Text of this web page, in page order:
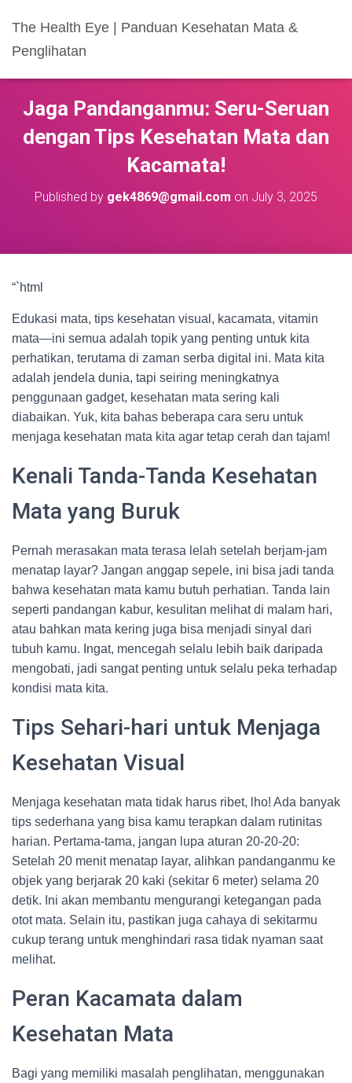
The Health Eye | Panduan Kesehatan Mata &
Penglihatan
Jaga Pandanganmu: Seru-Seruan
dengan Tips Kesehatan Mata dan
Kacamata!
Published by gek4869@gmail.com on July 3, 2025
“`html
Edukasi mata, tips kesehatan visual, kacamata, vitamin
mata—ini semua adalah topik yang penting untuk kita
perhatikan, terutama di zaman serba digital ini. Mata kita
adalah jendela dunia, tapi seiring meningkatnya
penggunaan gadget, kesehatan mata sering kali
diabaikan. Yuk, kita bahas beberapa cara seru untuk
menjaga kesehatan mata kita agar tetap cerah dan tajam!
Kenali Tanda-Tanda Kesehatan
Mata yang Buruk
Pernah merasakan mata terasa lelah setelah berjam-jam
menatap layar? Jangan anggap sepele, ini bisa jadi tanda
bahwa kesehatan mata kamu butuh perhatian. Tanda lain
seperti pandangan kabur, kesulitan melihat di malam hari,
atau bahkan mata kering juga bisa menjadi sinyal dari
tubuh kamu. Ingat, mencegah selalu lebih baik daripada
mengobati, jadi sangat penting untuk selalu peka terhadap
kondisi mata kita.
Tips Sehari-hari untuk Menjaga
Kesehatan Visual
Menjaga kesehatan mata tidak harus ribet, lho! Ada banyak
tips sederhana yang bisa kamu terapkan dalam rutinitas
harian. Pertama-tama, jangan lupa aturan 20-20-20:
Setelah 20 menit menatap layar, alihkan pandanganmu ke
objek yang berjarak 20 kaki (sekitar 6 meter) selama 20
detik. Ini akan membantu mengurangi ketegangan pada
otot mata. Selain itu, pastikan juga cahaya di sekitarmu
cukup terang untuk menghindari rasa tidak nyaman saat
melihat.
Peran Kacamata dalam
Kesehatan Mata
Bagi yang memiliki masalah penglihatan, menggunakan